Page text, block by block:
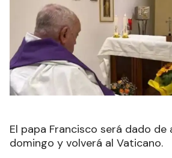
El papa Francisco será dado
domingo y volverá al Vaticano.